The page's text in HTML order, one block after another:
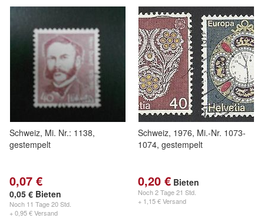
Schweiz, Mi. Nr.: 1138,
gestempelt
0,07 €
0,05 € Bieten
Noch 11 Tage 20 Std.
+ 0,95 € Versand
Schweiz, 1976, Mi.-Nr. 1073-
1074, gestempelt
0,20 € Bieten
Noch2 Tage 21 Std.
+ 1,15 € Versand